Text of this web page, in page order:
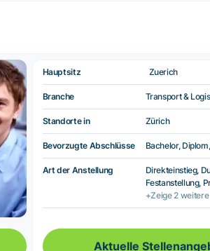
Hauptsitz Zuerich
Branche Transport &
Standorte in Zürich
Bevorzugte Abschlüsse Bachelor,
Art der Anstellung
Direkteinstieg,
Festanstellung,
+Zeige 2 weitere
Aktuelle